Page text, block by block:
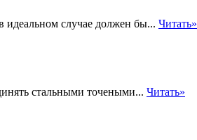
случае должен бы... Читать»
стальными точеными... Читать»